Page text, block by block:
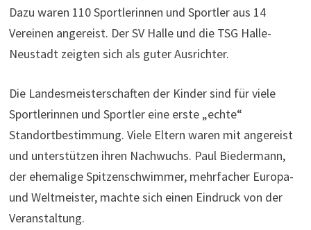
Dazu waren 110 Sportlerinnen und Sportler aus 14
Vereinen angereist. Der SV Halle und die TSG Halle-
Neustadt zeigten sich als guter Ausrichter.
Die Landesmeisterschaften der Kinder sind für viele
Sportlerinnen und Sportler eine erste „echte“
Standortbestimmung. Viele Eltern waren mit angereist
und unterstützen ihren Nachwuchs. Paul Biedermann,
der ehemalige Spitzenschwimmer, mehrfacher Europa-
und Weltmeister, machte sich einen Eindruck von der
Veranstaltung.